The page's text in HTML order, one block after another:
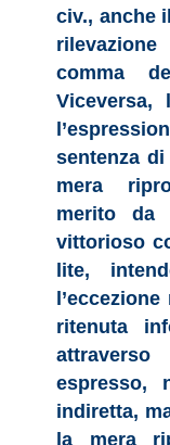
civ., anche
comma
Viceversa,
sentenza
mera
merito da
vittorioso
lite,
ritenuta
espresso,
indiretta,
la mera